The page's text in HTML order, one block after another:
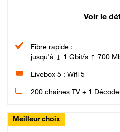
Voir le
Fibre rapide :
jusqu'à ↓ 1 Gbit/s ↑ 700
Livebox 5 : Wifi 5
200 chaînes TV + 1
Meilleur choix